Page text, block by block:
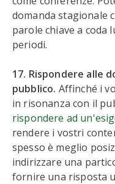
domanda stagionale
parole chiave a coda
periodi.
17. Rispondere alle
pubblico. Affinché i
in risonanza con il
rispondere ad
rendere i vostri
spesso è meglio
indirizzare una
fornire una risposta